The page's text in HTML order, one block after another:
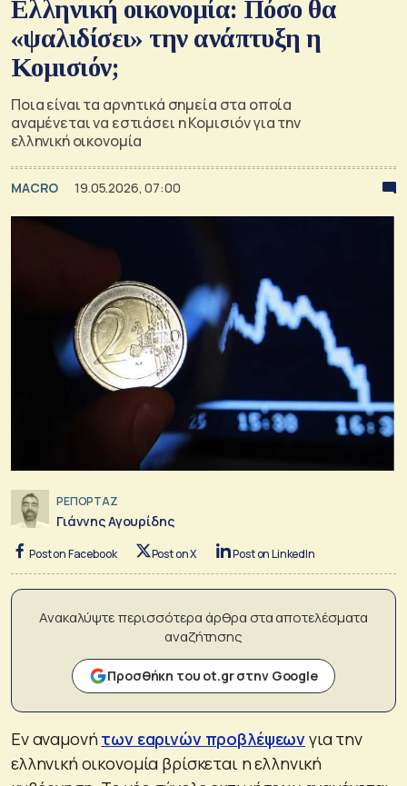
Ελληνική οικονομία: Πόσο θα
«ψαλιδίσει» την ανάπτυξη η
Κομισιόν;
Ποια είναι τα αρνητικά σημεία στα οποία
αναμένεται να εστιάσει η Κομισιόν για την
ελληνική οικονομία
MACRO 19.05.2026, 07:00
ΡΕΠΟΡΤΑΖ
Γιάννης Αγουρίδης
Post on Facebook Post on X Post on LinkedIn
Ανακαλύψτε περισσότερα άρθρα στα αποτελέσματα
αναζήτησης
Προσθήκη του ot.gr στην Google
Εν αναμονήτων εαρινών προβλέψεωνγια την
ελληνική οικονομία βρίσκεται η ελληνική